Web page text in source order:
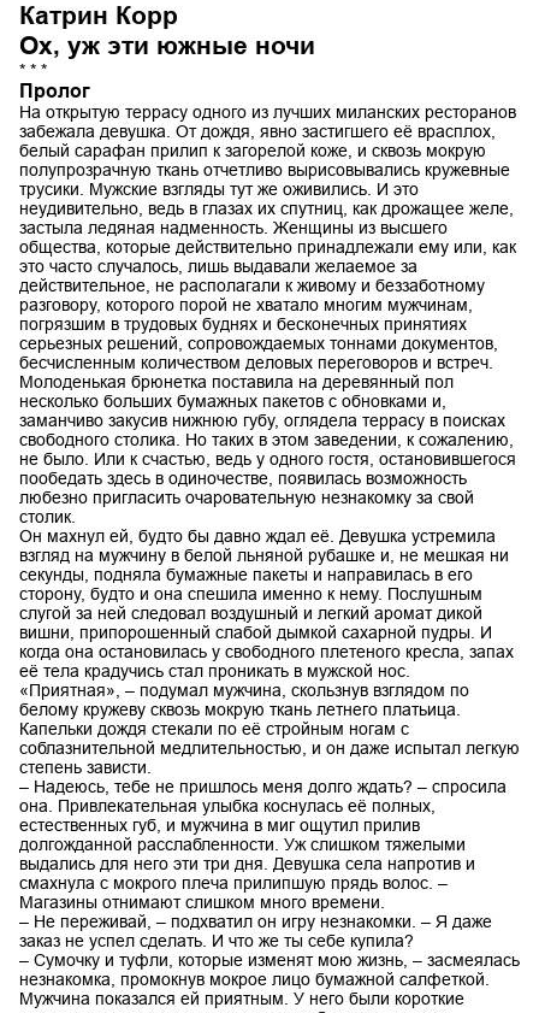
Катрин Корр
Ох, уж эти южные ночи
* * *
Пролог
На открытую террасу одного из лучших миланских ресторанов
забежала девушка. От дождя, явно застигшего её врасплох,
белый сарафан прилип к загорелой коже, и сквозь мокрую
полупрозрачную ткань отчетливо вырисовывались кружевные
трусики. Мужские взгляды тут же оживились. И это
неудивительно, ведь в глазах их спутниц, как дрожащее желе,
застыла ледяная надменность. Женщины из высшего
общества, которые действительно принадлежали ему или, как
это часто случалось, лишь выдавали желаемое за
действительное, не располагали к живому и беззаботному
разговору, которого порой не хватало многим мужчинам,
погрязшим в трудовых буднях и бесконечных принятиях
серьезных решений, сопровождаемых тоннами документов,
бесчисленным количеством деловых переговоров и встреч.
Молоденькая брюнетка поставила на деревянный пол
несколько больших бумажных пакетов с обновками и,
заманчиво закусив нижнюю губу, оглядела террасу в поисках
свободного столика. Но таких в этом заведении, к сожалению,
не было. Или к счастью, ведь у одного гостя, остановившегося
пообедать здесь в одиночестве, появилась возможность
любезно пригласить очаровательную незнакомку за свой
столик.
Он махнул ей, будто бы давно ждал её. Девушка устремила
взгляд на мужчину в белой льняной рубашке и, не мешкая ни
секунды, подняла бумажные пакеты и направилась в его
сторону, будто и она спешила именно к нему. Послушным
слугой за ней следовал воздушный и легкий аромат дикой
вишни, припорошенный слабой дымкой сахарной пудры. И
когда она остановилась у свободного плетеного кресла, запах
её тела крадучись стал проникать в мужской нос.
«Приятная», – подумал мужчина, скользнув взглядом по
белому кружеву сквозь мокрую ткань летнего платьица.
Капельки дождя стекали по её стройным ногам с
соблазнительной медлительностью, и он даже испытал легкую
степень зависти.
– Надеюсь, тебе не пришлось меня долго ждать? – спросила
она. Привлекательная улыбка коснулась её полных,
естественных губ, и мужчина в миг ощутил прилив
долгожданной расслабленности. Уж слишком тяжелыми
выдались для него эти три дня. Девушка села напротив и
смахнула с мокрого плеча прилипшую прядь волос. –
Магазины отнимают слишком много времени.
– Не переживай, – подхватил он игру незнакомки. – Я даже
заказ не успел сделать. И что же ты себе купила?
– Сумочку и туфли, которые изменят мою жизнь, – засмеялась
незнакомка, промокнув мокрое лицо бумажной салфеткой.
Мужчина показался ей приятным. У него были короткие